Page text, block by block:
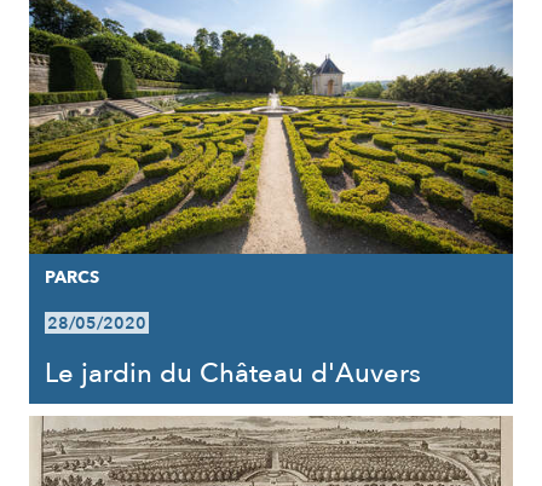
PARCS
28/05/2020
Le jardin du Château d'Auvers